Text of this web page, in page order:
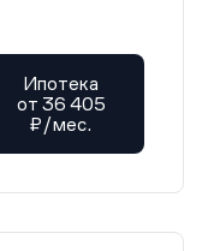
Ипотека
от 36 405
₽/мес.